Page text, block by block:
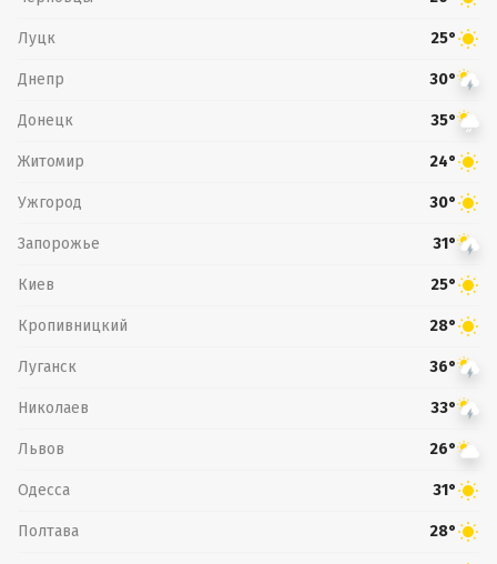
Луцк 25°
Днепр 30°
Донецк 35°
Житомир 24°
Ужгород 30°
Запорожье 31°
Киев 25°
Кропивницкий 28°
Луганск 36°
Николаев 33°
Львов 26°
Одесса 31°
Полтава 28°